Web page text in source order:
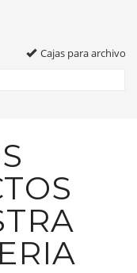
Cajas para archivo